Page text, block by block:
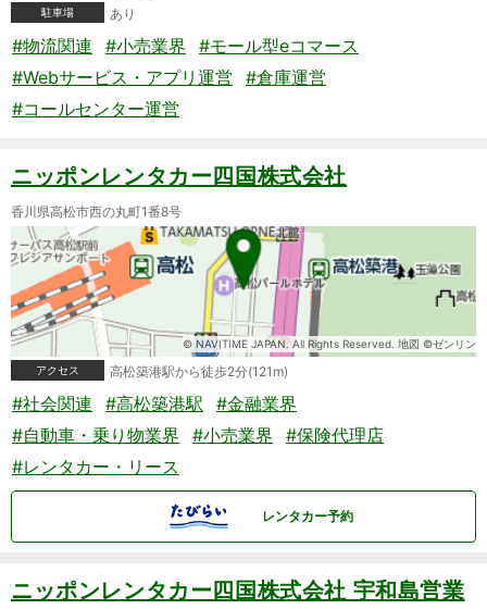
駐車場 あり
#物流関連 #小売業界
#モール型eコマース
#Webサービス・アプリ運営
#倉庫運営
#コールセンター運営
ニッポンレンタカー四国株式会社
香川県高松市西の丸町1番8号
© NAVITIME JAPAN. All Rights Reserved. 地図 ©ゼンリン
アクセス
高松築港駅から徒歩2分(121m)
#社会関連 #高松築港駅
#金融業界
#自動車・乗り物業界
#小売業界
#保険代理店
#レンタカー・リース
レンタカー予約
ニッポンレンタカー四国株式会社 宇和島営業